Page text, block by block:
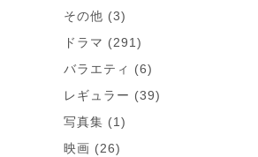
その他 (3)
ドラマ (291)
バラエティ
(6)
レギュラー (39)
写真集 (1)
映画 (26)